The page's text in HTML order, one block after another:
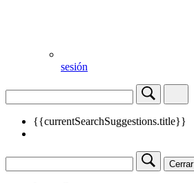
sesión
{{currentSearchSuggestions.title}}
Cerrar